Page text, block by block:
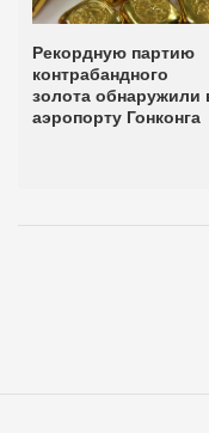
Рекордную партию
контрабандного
золота обнаружили
аэропорту Гонконга